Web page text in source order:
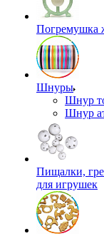
Погремушка
Шнуры
Шнур
Шнур
Пищалки,
для игрушек